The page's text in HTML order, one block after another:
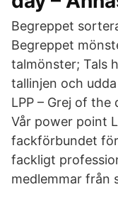
Begreppet
Begreppet
talmönster; Tals
tallinjen och
LPP – Grej of
Vår power point
fackförbundet
fackligt
medlemmar från